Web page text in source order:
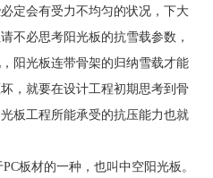
定会有受力不均匀的状况，下大
不必思考阳光板的抗雪载参数，
阳光板连带骨架的归纳雪载才能
，就要在设计工程初期思考到骨
板工程所能承受的抗压能力也就
板材的一种，也叫中空阳光板。